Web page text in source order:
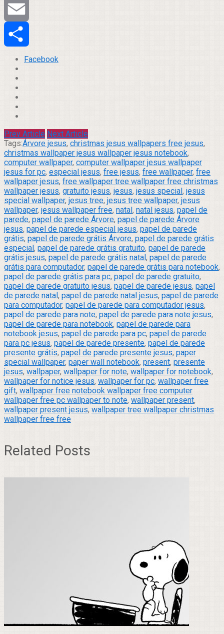
Tumblr
Email
Compartilhar
Facebook
Prev Article Next Article
Tags:Árvore jesus, christmas jesus wallpapers free jesus,
christmas wallpaper jesus wallpaper jesus notebook,
computer wallpaper, computer wallpaper jesus wallpaper
jesus for pc, especial jesus, free jesus, free wallpaper, free
wallpaper jesus, free wallpaper tree wallpaper free christmas
wallpaper jesus, gratuito jesus, jesus, jesus special, jesus
special wallpaper, jesus tree, jesus tree wallpaper, jesus
wallpaper, jesus wallpaper free, natal, natal jesus, papel de
parede, papel de parede Árvore, papel de parede Árvore
jesus, papel de parede especial jesus, papel de parede
grátis, papel de parede grátis Árvore, papel de parede grátis
especial, papel de parede grátis gratuito, papel de parede
grátis jesus, papel de parede grátis natal, papel de parede
grátis para computador, papel de parede grátis para notebook,
papel de parede grátis para pc, papel de parede gratuito,
papel de parede gratuito jesus, papel de parede jesus, papel
de parede natal, papel de parede natal jesus, papel de parede
para computador, papel de parede para computador jesus,
papel de parede para note, papel de parede para note jesus,
papel de parede para notebook, papel de parede para
notebook jesus, papel de parede para pc, papel de parede
para pc jesus, papel de parede presente, papel de parede
presente grátis, papel de parede presente jesus, paper
special wallpaper, paper wall notebook, present, presente
jesus, wallpaper, wallpaper for note, wallpaper for notebook,
wallpaper for notice jesus, wallpaper for pc, wallpaper free
gift, wallpaper free notebook wallpaper free computer
wallpaper free pc wallpaper to note, wallpaper present,
wallpaper present jesus, wallpaper tree wallpaper christmas
wallpaper free free
Related Posts